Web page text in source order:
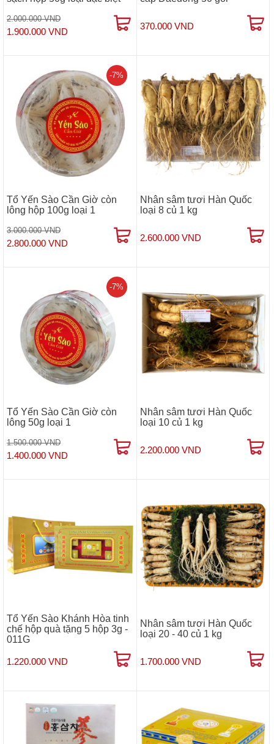
2.000.000 VND
1.900.000 VND
370.000 VND
Tổ Yến Sào Cần Giờ còn
lông hộp 100g loại 1
3.000.000 VND
2.800.000 VND
-7%
Nhân sâm tươi Hàn Quốc
loại 8 củ 1 kg
2.600.000 VND
Tổ Yến Sào Cần Giờ còn
lông 50g loại 1
1.500.000 VND
1.400.000 VND
-7%
Nhân sâm tươi Hàn Quốc
loại 10 củ 1 kg
2.200.000 VND
Tổ Yến Sào Khánh Hòa tinh
chế hộp quà tặng 5 hộp 3g -
011G
1.220.000 VND
Nhân sâm tươi Hàn Quốc
loại 20 - 40 củ 1 kg
1.700.000 VND